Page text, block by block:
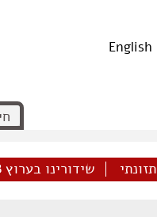
English
שידורינו בערוץ 98